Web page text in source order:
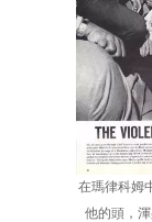
在瑪律科姆
他的頭，